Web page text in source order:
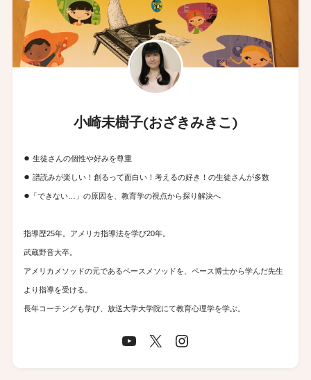
小崎未樹子(おざきみきこ)
● 生徒さんの個性や好みを尊重
● 譜読みが楽しい！創るって面白い！考えるの好き！の生徒さんが多数
● 「できない…」の原因を、教育学の視点から探り解決へ
指導歴25年。アメリカ指導法を学び20年。
武蔵野音大卒。
アメリカメソッドの元であるペースメソッドを、ペース博士から学んだ先生
より指導を受ける。
長年コーチングも学び、放送大学大学院にて教育心理学を学ぶ。